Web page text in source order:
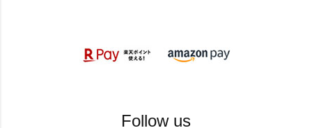
Follow us